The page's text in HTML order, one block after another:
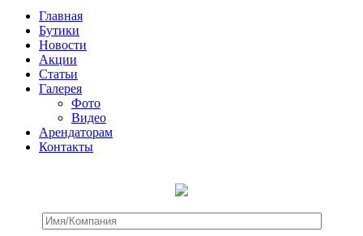
Главная
Бутики
Новости
Акции
Статьи
Галерея
Фото
Видео
Арендаторам
Контакты